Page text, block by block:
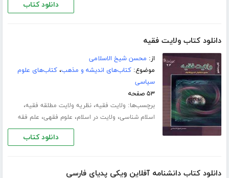
دانلود کتاب
دانلود کتاب ولایت فقیه
از: محسن شیخ الاسلامی
موضوع:کتاب‌های اندیشه و مذهب،کتاب‌های علوم
سیاسی
۵۳ صفحه
برچسب‌ها: ولایت فقیه،نظریه ولایت مطلقه فقیه،
اسلام شناسی، ولایت در اسلام، علوم فقهی، علم فقه
دانلود کتاب
دانلود کتاب دانشنامه آفلاین ویکی پدیای فارسی